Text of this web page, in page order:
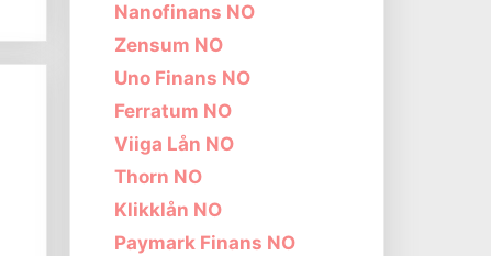
Nanofinans NO
Zensum NO
Uno Finans NO
Ferratum NO
Viiga Lån NO
Thorn NO
Klikklån NO
Paymark Finans NO